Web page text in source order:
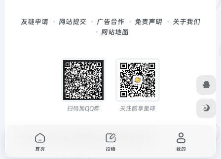
友链申请 网站提交 广告合作 免责声明
关于我们
网站地图
扫码加QQ群 关注酷享星球
Copyright © 2026 OneNav
首页 投稿 我的